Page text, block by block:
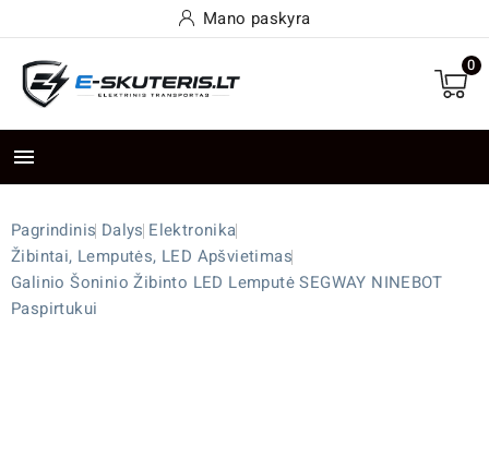
Mano paskyra
0

Pagrindinis Dalys Elektronika
Žibintai, Lemputės, LED Apšvietimas
Galinio Šoninio Žibinto LED Lemputė SEGWAY NINEBOT
Paspirtukui